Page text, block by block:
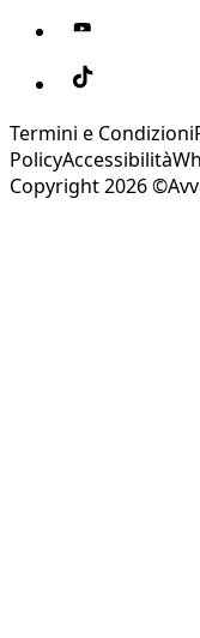
Termini e Condizioni
PolicyAccessibilità
Copyright 2026